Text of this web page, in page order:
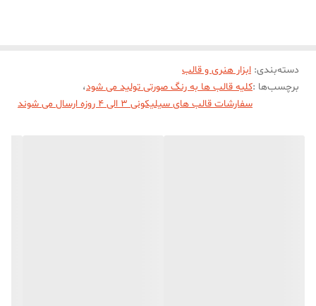
دسته‌بندی: ابزار هنری و قالب
برچسب‌ها :کلیه قالب ها به رنگ صورتی تولید می شود،
سفارشات قالب های سیلیکونی 3 الی 4 روزه ارسال می شوند